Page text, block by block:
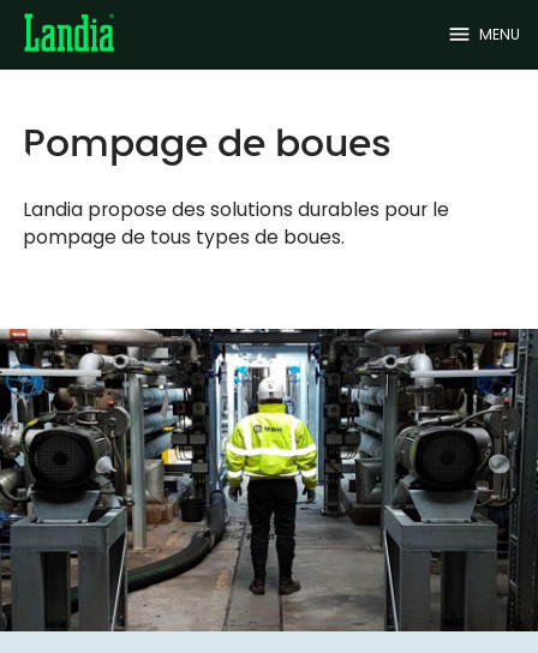
menu MENU
Pompage de boues
Landia propose des solutions durables pour le
pompage de tous types de boues.